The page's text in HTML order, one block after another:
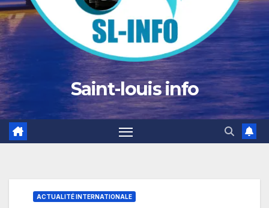
Saint-louis info
ACTUALITÉ INTERNATIONALE